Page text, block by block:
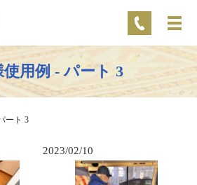
使用例 - パート 3
ート 3
2023/02/10